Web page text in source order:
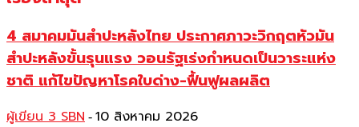
4 สมาคมมันสำปะหลังไทย ประกาศภาวะวิกฤตหัวมัน
สำปะหลังขั้นรุนแรง วอนรัฐเร่งกำหนดเป็นวาระแห่ง
ชาติ แก้ไขปัญหาโรคใบด่าง-ฟื้นฟูผลผลิต
ผู้เขียน 3 SBN - 10 สิงหาคม 2026